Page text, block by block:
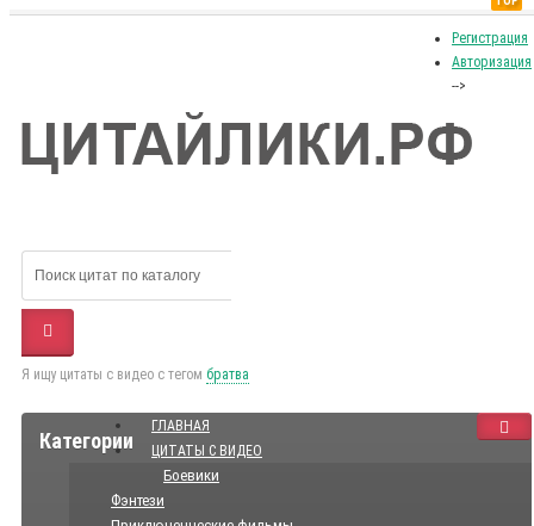
Регистрация
Авторизация
-->
Я ищу цитаты с видео с тегом братва
Категории
ГЛАВНАЯ
ЦИТАТЫ С ВИДЕО
Боевики
Фэнтези